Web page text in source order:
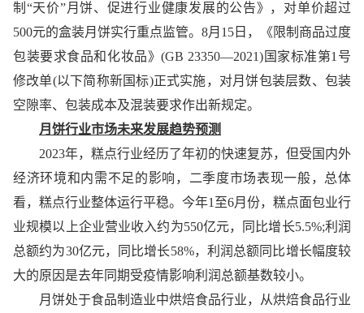
制“天价”月饼、促进行业健康发展的公告》，对单价超过
500元的盒装月饼实行重点监管。8月15日，《限制商品过度
包装要求食品和化妆品》(GB 23350—2021)国家标准第1号
修改单(以下简称新国标)正式实施，对月饼包装层数、包装
空隙率、包装成本及混装要求作出新规定。
月饼行业市场未来发展趋势预测
2023年，糕点行业经历了年初的快速复苏，但受国内外
经济环境和内需不足的影响，二季度市场表现一般，总体
看，糕点行业整体运行平稳。今年1至6月份，糕点面包业行
业规模以上企业营业收入约为550亿元，同比增长5.5%;利润
总额约为30亿元，同比增长58%，利润总额同比增长幅度较
大的原因是去年同期受疫情影响利润总额基数较小。
月饼处于食品制造业中烘焙食品行业，从烘焙食品行业